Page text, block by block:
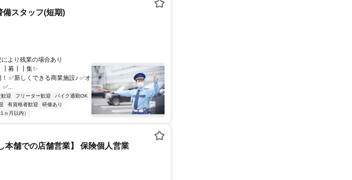
備スタッフ(短期)
より残業の場合あり
募┃┃集✨
しくできる商業施設♪ ✅オ
✅...
迎 フリーター歓迎
バイク通勤OK
有資格者歓迎
研修あり
ヵ月以内）
本舗での店舗営業】 保険個人営業